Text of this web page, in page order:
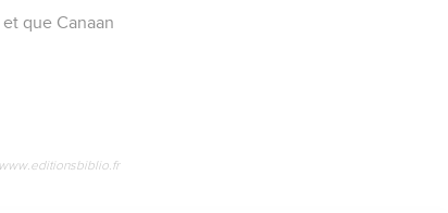
que Canaan